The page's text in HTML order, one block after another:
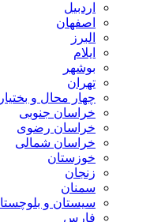
اردبیل
اصفهان
البرز
ایلام
بوشهر
تهران
چهار محال و
خراسان جنوبی
خراسان رضوی
خراسان شمالی
خوزستان
زنجان
سمنان
سیستان و
فارس